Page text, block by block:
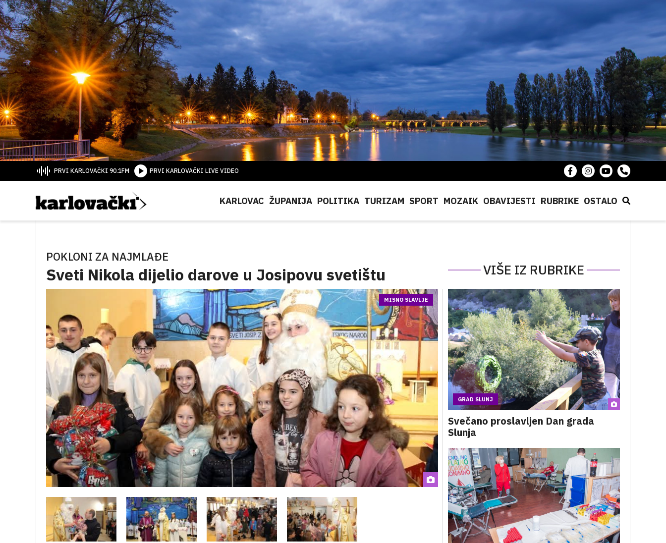
PRVI KARLOVAČKI 90.1FM PRVI KARLOVAČKI LIVE VIDEO
KARLOVAC ŽUPANIJA POLITIKA TURIZAM SPORT MOZAIK OBAVIJESTI RUBRIKE OSTALO
POKLONI ZA NAJMLAĐE
Sveti Nikola dijelio darove u Josipovu svetištu VIŠE IZ RUBRIKE
MISNO SLAVLJE
GRAD SLUNJ
Svečano proslavljen Dan grada
Slunja